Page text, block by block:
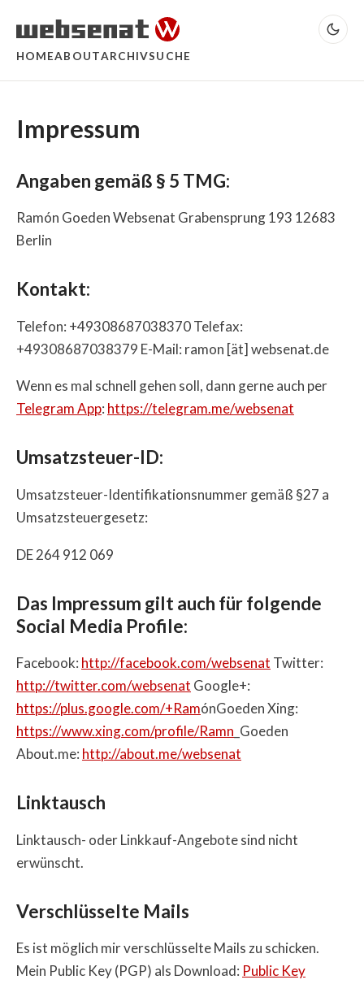
HOMEABOUTARCHIVSUCHE
Impressum
Angaben gemäß § 5 TMG:
Ramón Goeden Websenat Grabensprung 193 12683
Berlin
Kontakt:
Telefon: +49308687038370 Telefax:
+49308687038379 E-Mail: ramon [ät] websenat.de
Wenn es mal schnell gehen soll, dann gerne auch per
Telegram App: https://telegram.me/websenat
Umsatzsteuer-ID:
Umsatzsteuer-Identifikationsnummer gemäß §27 a
Umsatzsteuergesetz:
DE 264 912 069
Das Impressum gilt auch für folgende
Social Media Profile:
Facebook: http://facebook.com/websenat Twitter:
http://twitter.com/websenat Google+:
https://plus.google.com/+RamónGoeden Xing:
https://www.xing.com/profile/Ramn _Goeden
About.me: http://about.me/websenat
Linktausch
Linktausch- oder Linkkauf-Angebote sind nicht
erwünscht.
Verschlüsselte Mails
Es ist möglich mir verschlüsselte Mails zu schicken.
Mein Public Key (PGP) als Download: Public Key